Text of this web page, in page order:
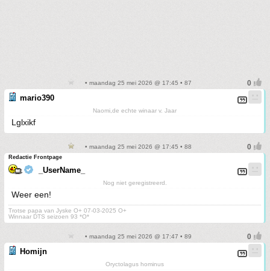
• maandag 25 mei 2026 @ 17:45 • 87
mario390
Naomi,de echte winaar v. Jaar
Lglxikf
• maandag 25 mei 2026 @ 17:45 • 88
Redactie Frontpage
_UserName_
Nog niet geregistreerd.
Weer een!
Trotse papa van Jyske O+ 07-03-2025 O+
Winnaar DTS seizoen 93 *O*
• maandag 25 mei 2026 @ 17:47 • 89
Homijn
Oryctolagus hominus